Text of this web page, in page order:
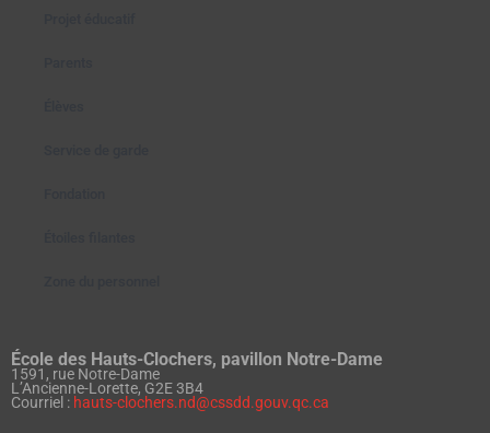
École des Hauts-Clochers, pavillon Notre-Dame
1591, rue Notre-Dame
L’Ancienne-Lorette, G2E 3B4
Courriel : hauts-clochers.nd@cssdd.gouv.qc.ca